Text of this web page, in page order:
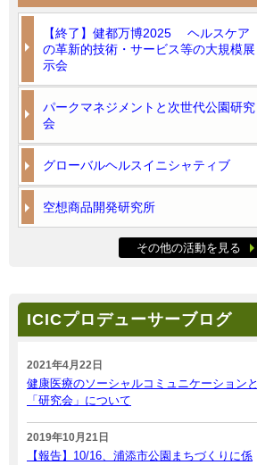
【終了】健都万博2025 ヘルスケア
の革新的技術・サービス等の大規模展
示会
パークマネジメントと次世代公園研究
会
グローバルヘルスイニシャティブ
空想商品開発研究所
その他の活動を見る
ICICプロデューサーブログ
2021年4月22日
健康医療のソーシャルコミュニケーションと
「研究会」について
2019年10月21日
【報告】10/16、浦添市公園まちづくりに係